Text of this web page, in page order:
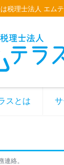
税理士法人 エム
スとは
連絡。